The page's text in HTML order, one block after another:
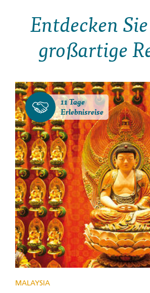
Entdecken
großartige
11 Tage
Erlebnisreise
MALAYSIA